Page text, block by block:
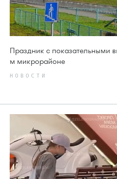
Праздник с показательными
м микрорайоне
НОВОСТИ